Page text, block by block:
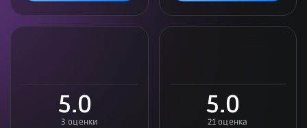
5.0
3 оценки
5.0
21 оценка